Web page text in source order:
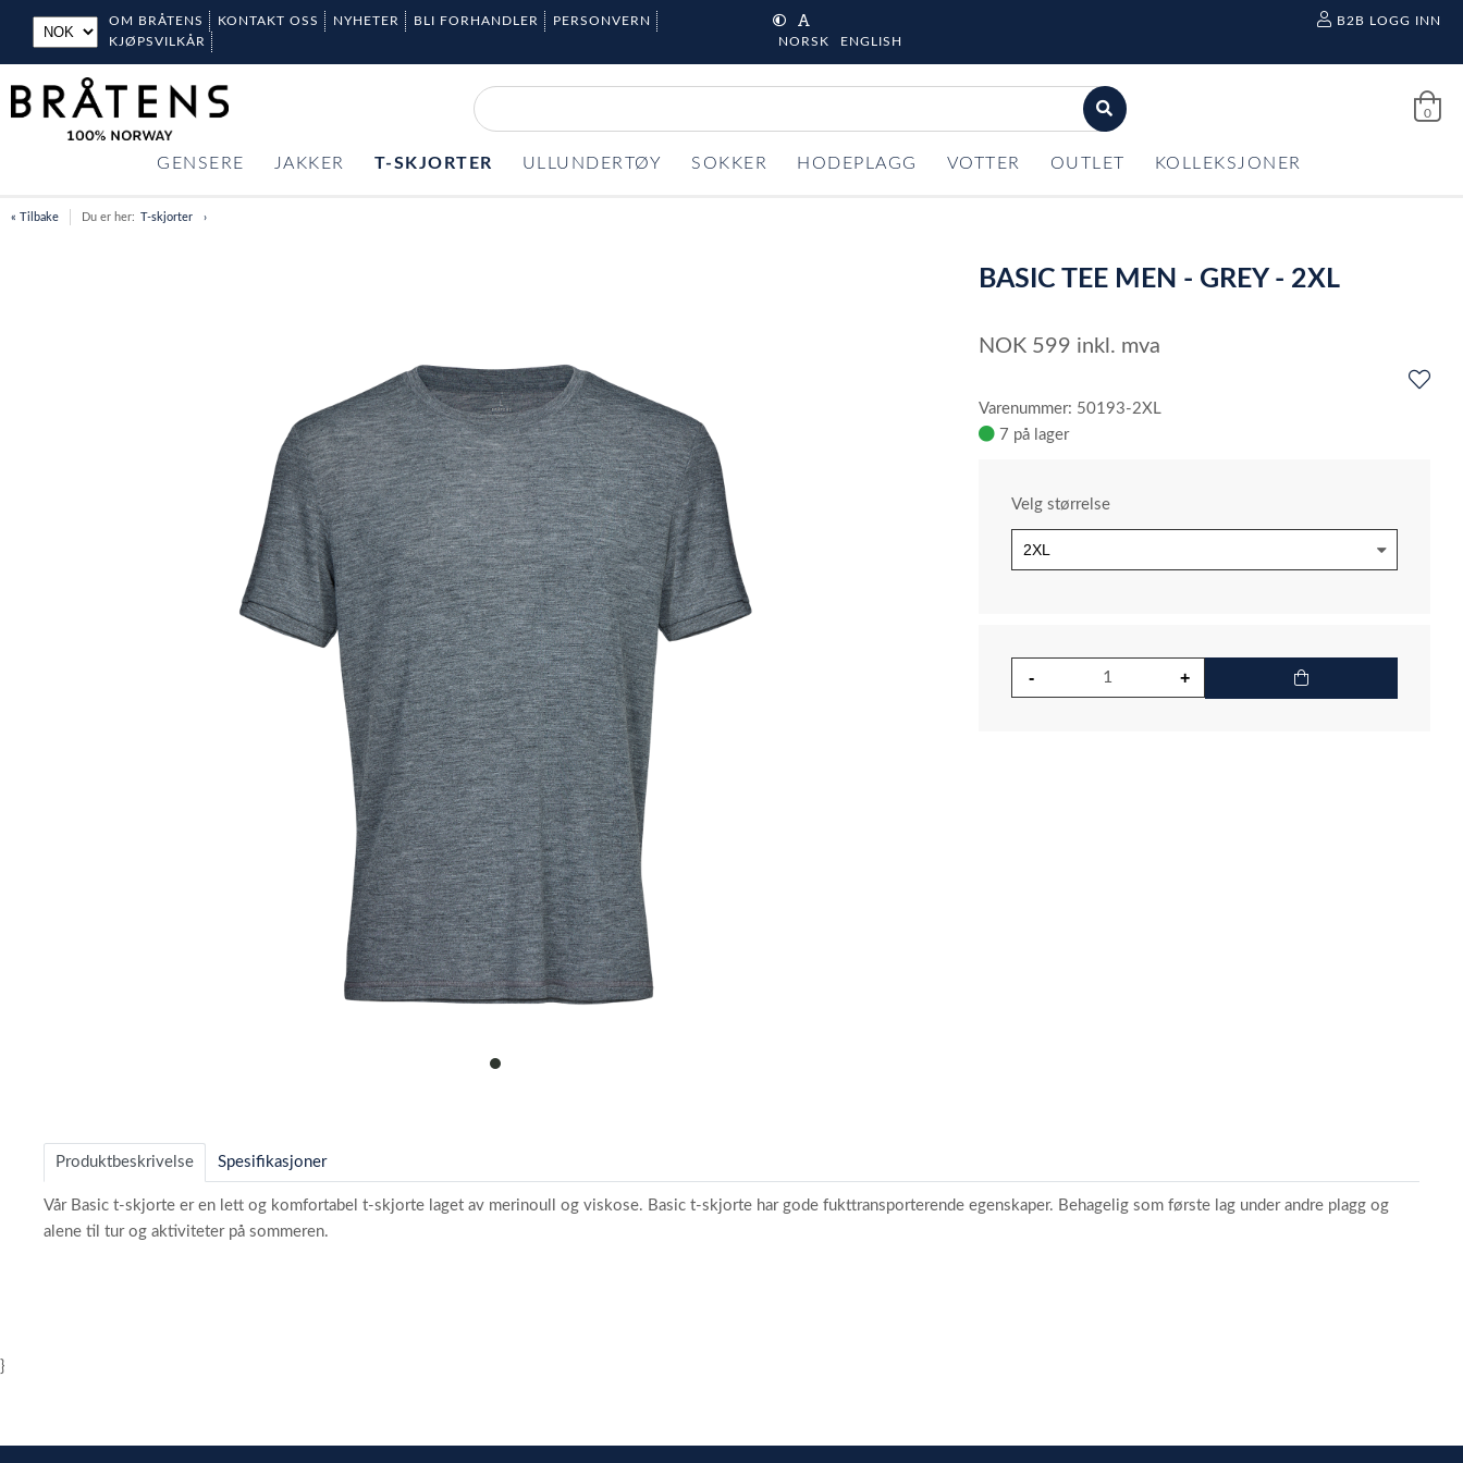
OM BRÅTENS KONTAKT OSS NYHETER BLI FORHANDLER
PERSONVERN
KJØPSVILKÅR
NORSK ENGLISH
B2B LOGG INN
0
GENSERE JAKKER T-SKJORTER ULLUNDERTØY SOKKER HODEPLAGG VOTTER OUTLET KOLLEKSJONER
« Tilbake Du er her: T-skjorter
item
of
BASIC TEE MEN - GREY - 2XL
NOK 599 inkl. mva
Varenummer: 50193-2XL
7 på lager
Velg størrelse
Produktbeskrivelse Spesifikasjoner
Vår Basic t-skjorte er en lett og komfortabel t-skjorte laget av merinoull og viskose. Basic t-skjorte har gode fukttransporterende egenskaper. Behagelig som første lag under andre plagg og
alene til tur og aktiviteter på sommeren.
}